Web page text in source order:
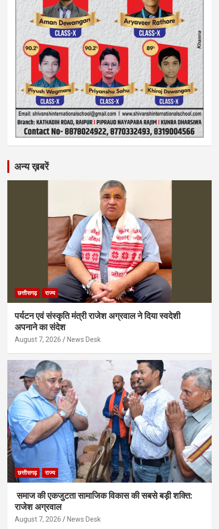
अन्य ख़बरें
छत्तीसगढ़ राज्य
पर्यटन एवं संस्कृति मंत्री राजेश अग्रवाल ने दिया स्वदेशी
अपनाने का संदेश
August 7, 2026 News Desk
छत्तीसगढ़ राज्य
समाज की एकजुटता सामाजिक विकास की सबसे बड़ी शक्ति:
राजेश अग्रवाल
August 7, 2026 News Desk